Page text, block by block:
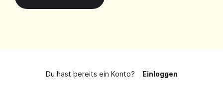
Du hast bereits ein Konto? Einloggen